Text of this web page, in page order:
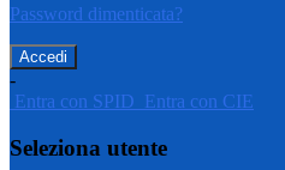
Password dimenticata?
-
Entra con SPID Entra con CIE
Seleziona utente